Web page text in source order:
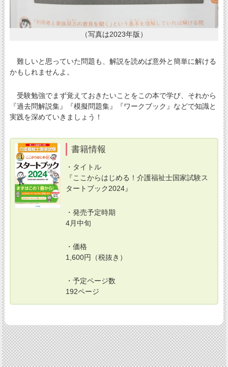
（写真は2023年版）
難しいと思っていた問題も、解説を読めば意外と簡単に解ける
かもしれませんよ。
受験勉強でまず覚えておきたいことをこの本で学び、それから
『過去問解説集』『模擬問題集』『ワークブック』などで知識と
実践を深めていきましょう！
書籍情報
・タイトル
『ここからはじめる！介護福祉士国家試験ス
タートブック2024』
・発売予定時期
4月中旬
・価格
1,600円（税抜き）
・予定ページ数
192ページ